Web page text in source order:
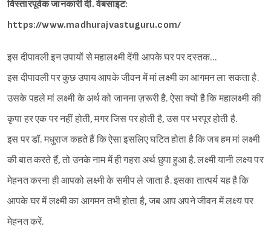
विस्तारपूर्वक जानकारी दी. वेबसाइट:
https://www.madhurajvastuguru.com/
इस दीपावली इन उपायों से महालक्ष्मी देंगी आपके घर पर दस्तक…
इस दीपावली पर कुछ उपाय आपके जीवन में मां लक्ष्मी का आगमन ला सकता है.
उसके पहले मां लक्ष्मी के अर्थ को जानना ज़रूरी है. ऐसा क्यों है कि महालक्ष्मी की
कृपा हर एक पर नहीं होती, मगर जिस पर होती है, उस पर भरपूर होती है.
इस पर डॉ. मधुराज कहते हैं कि ऐसा इसलिए घटित होता है कि जब हम मां लक्ष्मी
की बात करते हैं, तो उनके नाम में ही गहरा अर्थ छुपा हुआ है. लक्ष्मी यानी लक्ष्य पर
मेहनत करना ही आपको लक्ष्मी के समीप ले जाता है. इसका तात्पर्य यह है कि
आपके घर में लक्ष्मी का आगमन तभी होता है, जब आप अपने जीवन में लक्ष्य पर
मेहनत करें.